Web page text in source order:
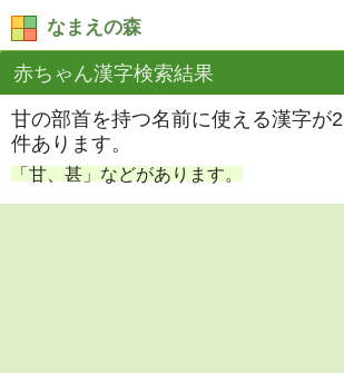
なまえの森
赤ちゃん漢字検索結果
甘の部首を持つ名前に使える漢字が2
件あります。
「甘、甚」などがあります。